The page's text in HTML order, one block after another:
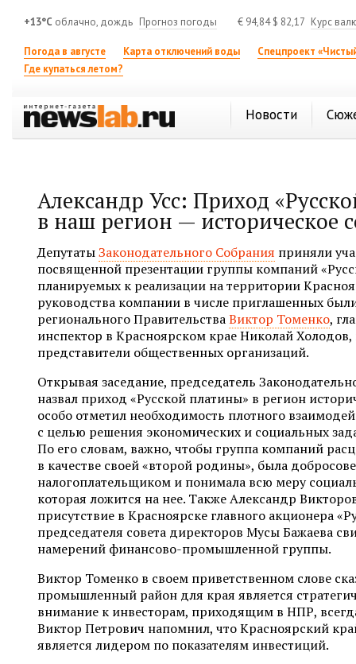
+13°C облачно, дождь Прогноз погоды € 94,84$ 82,17 Курс
Погода в августе Карта отключений воды
Спецпроект
Где купаться летом?
Новости
Александр Усс: Приход
в наш регион — историческое
ДепутатыЗаконодательного Собрания приняли
посвященной презентации группы компаний
планируемых к реализации на территории
руководства компании в числе приглашенных
регионального ПравительстваВиктор Томенко,
инспектор в Красноярском крае Николай
представители общественных организаций.
Открывая заседание, председатель
назвал приход «Русской платины» в регион
особо отметил необходимость плотного
с целью решения экономических и социальных
По его словам, важно, чтобы группа компаний
в качестве своей «второй родины», была
налогоплательщиком и понимала всю меру
которая ложится на нее. Также Александр
присутствие в Красноярске главного акционера
председателя совета директоров Мусы Бажаева
намерений финансово-промышленной группы.
Виктор Томенко в своем приветственном слове
промышленный район для края является
внимание к инвесторам, приходящим в НПР,
Виктор Петрович напомнил, что Красноярский
является лидером по показателям инвестиций.